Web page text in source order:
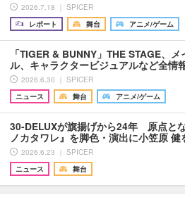
2026.7.18 ｜ SPICER
レポート
舞台 アニメ/ゲーム
「TIGER & BUNNY」THE STAGE、
ル、キャラクタービジュアルなど全情
2026.6.30 ｜ SPICER
ニュース
舞台 アニメ/ゲーム
30-DELUXが旗揚げから24年 原点と
ノカタワレ』を脚色・演出に小笠原 健
2026.6.23 ｜ SPICER
ニュース
舞台